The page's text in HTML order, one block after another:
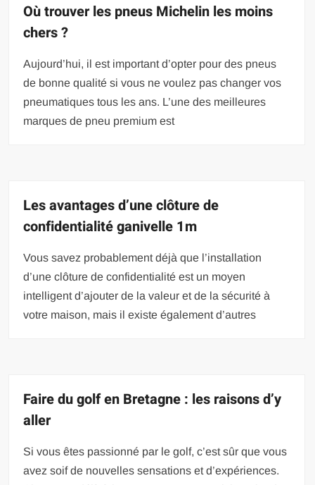
Où trouver les pneus Michelin les moins
chers ?
Aujourd’hui, il est important d’opter pour des pneus
de bonne qualité si vous ne voulez pas changer vos
pneumatiques tous les ans. L’une des meilleures
marques de pneu premium est
Les avantages d’une clôture de
confidentialité ganivelle 1m
Vous savez probablement déjà que l’installation
d’une clôture de confidentialité est un moyen
intelligent d’ajouter de la valeur et de la sécurité à
votre maison, mais il existe également d’autres
Faire du golf en Bretagne : les raisons d’y
aller
Si vous êtes passionné par le golf, c’est sûr que vous
avez soif de nouvelles sensations et d’expériences.